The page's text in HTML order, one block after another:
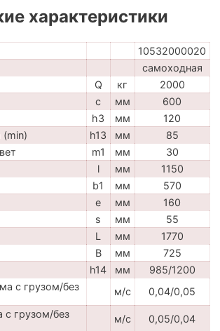
характеристики
10532000020
самоходная
Q кг
2000
c мм
600
h3 мм
120
h13 мм
85
m1 мм
30
l мм
1150
b1 мм
570
e мм
160
s мм
55
L мм
1770
B мм
725
h14 мм
985/1200
с грузом/без
м/с
0,04/0,05
с грузом/без
м/с
0,05/0,04